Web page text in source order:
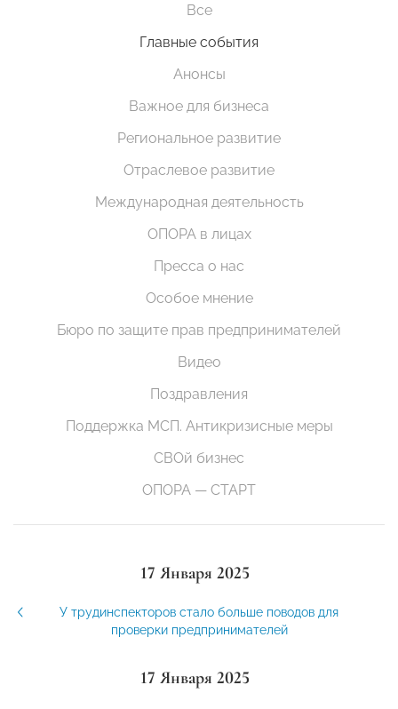
Все
Главные события
Анонсы
Важное для бизнеса
Региональное развитие
Отраслевое развитие
Международная деятельность
ОПОРА в лицах
Пресса о нас
Особое мнение
Бюро по защите прав предпринимателей
Видео
Поздравления
Поддержка МСП. Антикризисные меры
СВОй бизнес
ОПОРА — СТАРТ
17 Января 2025
У трудинспекторов стало больше поводов для
проверки предпринимателей
17 Января 2025